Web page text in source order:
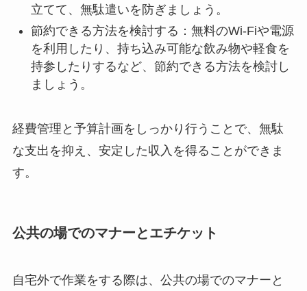
立てて、無駄遣いを防ぎましょう。
節約できる方法を検討する：無料のWi-Fiや電源
を利用したり、持ち込み可能な飲み物や軽食を
持参したりするなど、節約できる方法を検討し
ましょう。
経費管理と予算計画をしっかり行うことで、無駄
な支出を抑え、安定した収入を得ることができま
す。
公共の場でのマナーとエチケット
自宅外で作業をする際は、公共の場でのマナーと